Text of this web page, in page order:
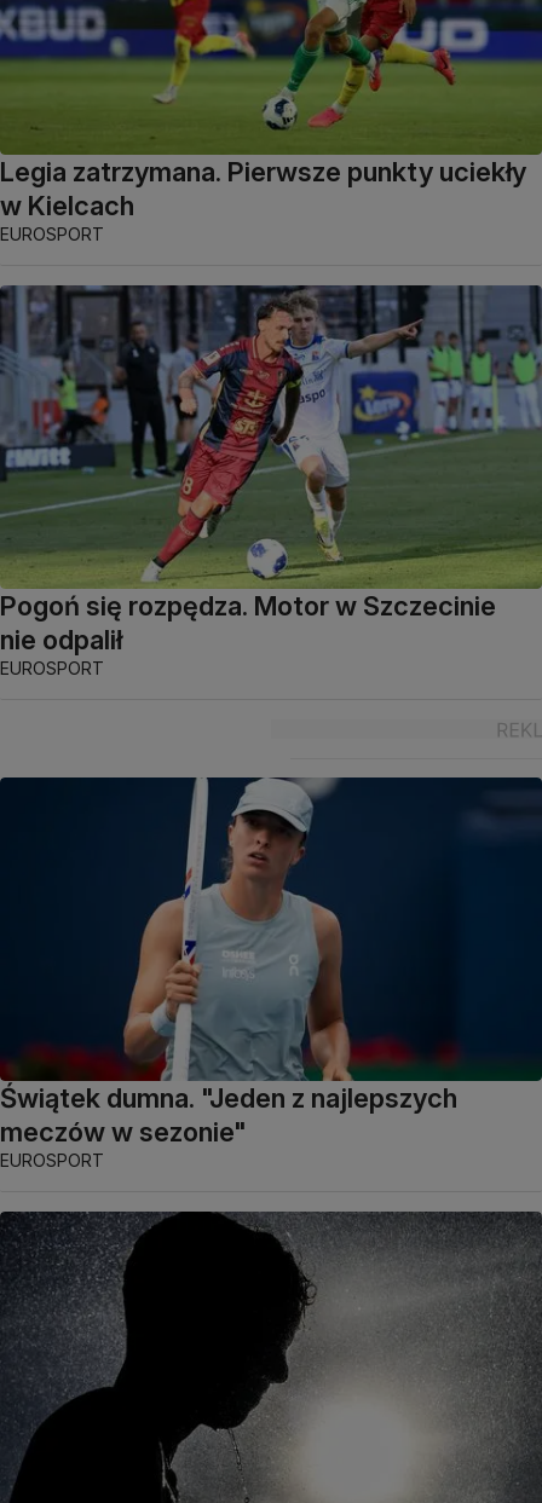
Legia zatrzymana. Pierwsze punkty uciekły
w Kielcach
EUROSPORT
Pogoń się rozpędza. Motor w Szczecinie
nie odpalił
EUROSPORT
Świątek dumna. "Jeden z najlepszych
meczów w sezonie"
EUROSPORT